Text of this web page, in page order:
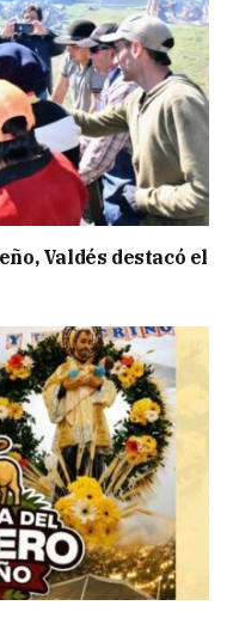
Valdés destacó el